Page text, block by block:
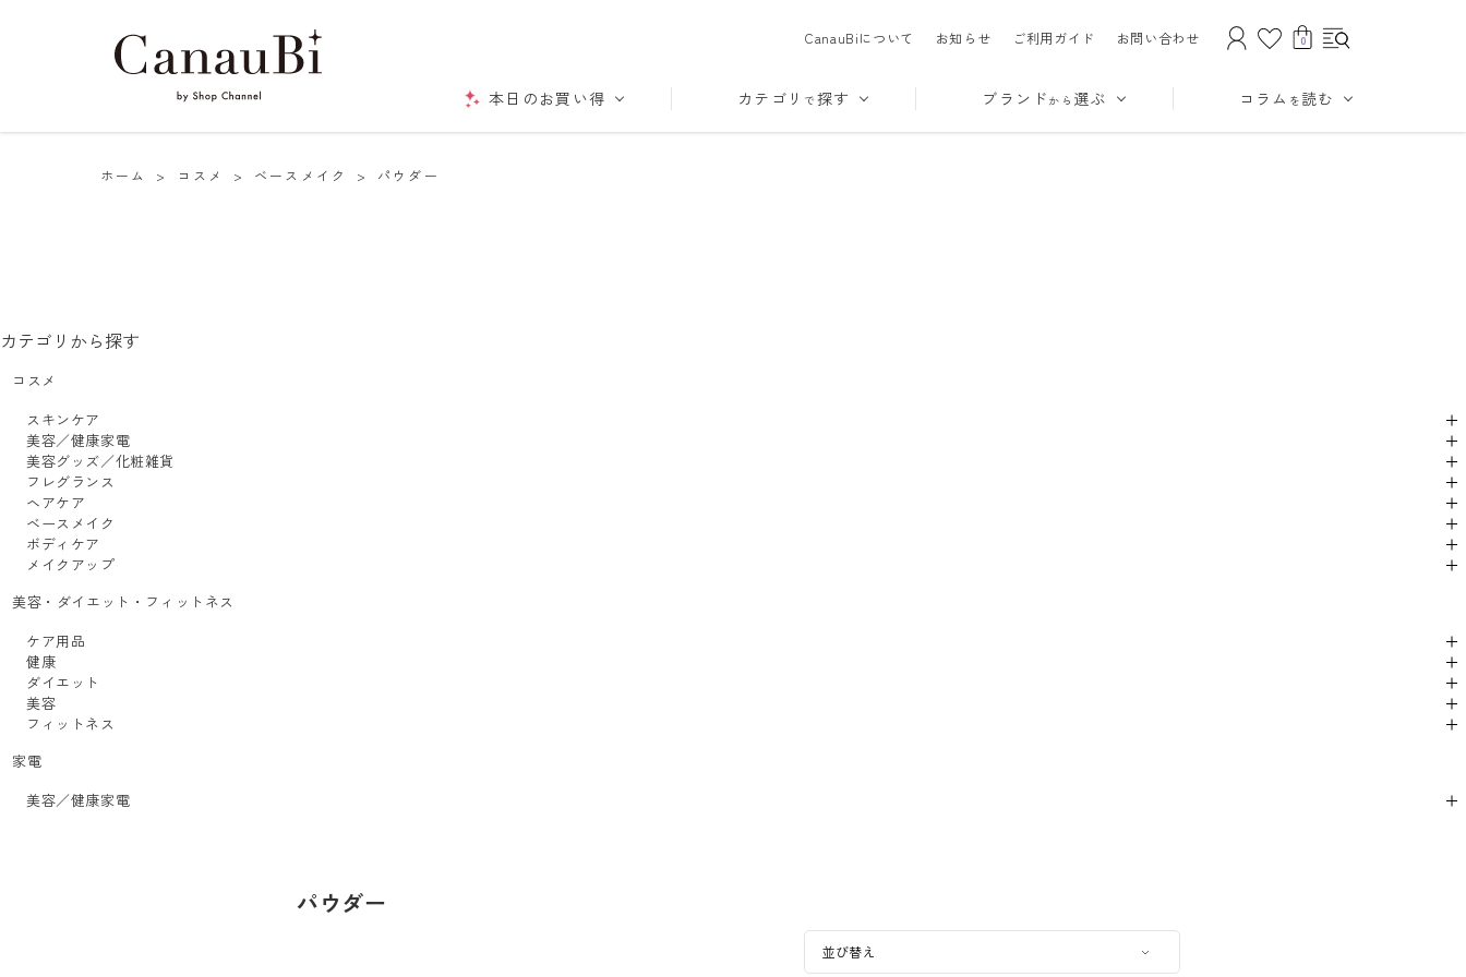
CanauBiについて お知らせ ご利用ガイド お問い合わせ 0
本日のお買い得 カテゴリ で探す ブランド から 選ぶ コラム を読む
ホーム > コスメ > ベースメイク > パウダー
カテゴリから探す
コスメ
スキンケア
美容／健康家電
美容グッズ／化粧雑貨
フレグランス
ヘアケア
ベースメイク
ボディケア
メイクアップ
美容・ダイエット・フィットネス
ケア用品
健康
ダイエット
美容
フィットネス
家電
美容／健康家電
パウダー